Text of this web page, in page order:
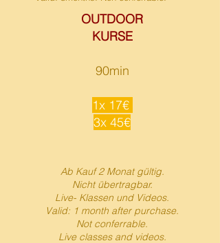
OUTDOOR
KURSE
90min
​1x 17€
3x 45€
Ab Kauf 2 Monat gültig.
Nicht übertragbar.
Live- Klassen und Videos.
Valid: 1 month after purchase.
Not conferrable.
Live classes and videos.